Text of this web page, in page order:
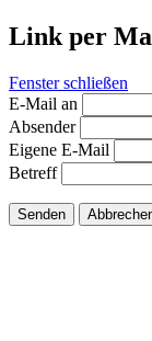
Link per
Fenster schließen
E-Mail an
Absender
Eigene E-Mail
Betreff
Senden